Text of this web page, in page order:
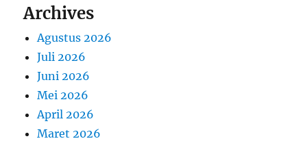
Archives
Agustus 2026
Juli 2026
Juni 2026
Mei 2026
April 2026
Maret 2026